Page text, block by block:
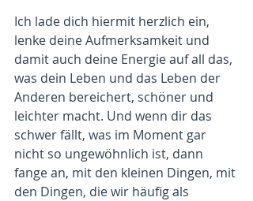
Ich lade dich hiermit herzlich ein,
lenke deine Aufmerksamkeit und
damit auch deine Energie auf all das,
was dein Leben und das Leben der
Anderen bereichert, schöner und
leichter macht. Und wenn dir das
schwer fällt, was im Moment gar
nicht so ungewöhnlich ist, dann
fange an, mit den kleinen Dingen, mit
den Dingen, die wir häufig als